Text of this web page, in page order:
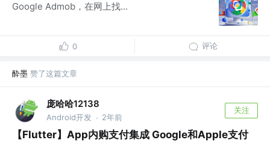
Google Admob，在网上找...
0 评论
酔墨 赞了这篇文章
庞哈哈12138
Android开发 · 2年前
关注
【Flutter】App内购支付集成 Google和Apple支付